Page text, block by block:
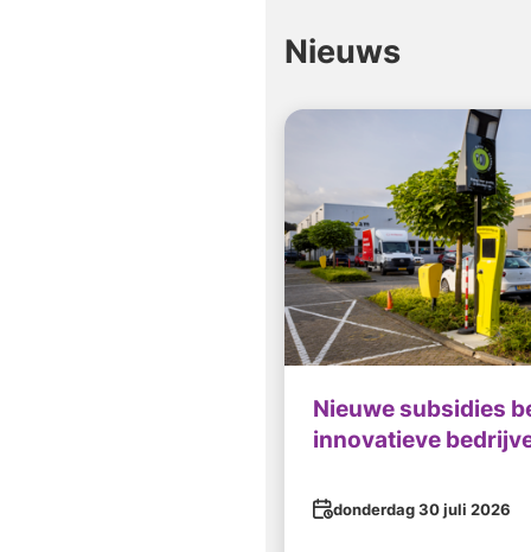
Nieuws
Nieuwe subsidies
innovatieve
Datum
donderdag 30 juli 2026